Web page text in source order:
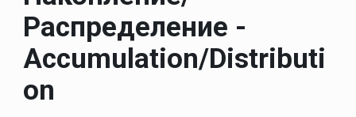
Распределение -
Accumulation/Distributi
on